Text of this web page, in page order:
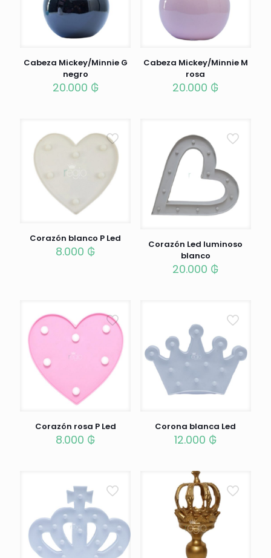
Cabeza Mickey/Minnie G
negro
20.000 ₲
Cabeza Mickey/Minnie M
rosa
20.000 ₲
Corazón blanco P Led
8.000 ₲
Corazón Led luminoso
blanco
20.000 ₲
Corazón rosa P Led
8.000 ₲
Corona blanca Led
12.000 ₲